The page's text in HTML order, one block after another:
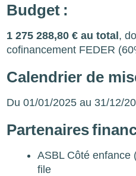
Budget :
1 275 288,80 € au total,
cofinancement FEDER
Calendrier de
Du 01/01/2025 au 31/12/
Partenaires
ASBL Côté enfance
file